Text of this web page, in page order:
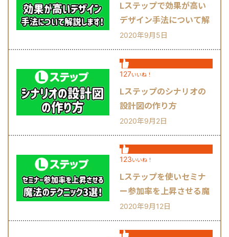
Lステップで効果が高い
デザイン手法について解
説します！
2020年9月5日
127いいね！
Lステップのシナリオの
設計図の作り方
2020年9月2日
123いいね！
Lステップを使いセミナ
ー参加率を上昇させる魔
法のテクニック3選！
2020年9月12日